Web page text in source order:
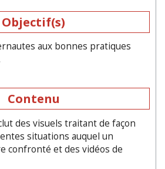
Objectif(s)
aux bonnes pratiques
Contenu
des visuels traitant de façon
situations auquel un
confronté et des vidéos de